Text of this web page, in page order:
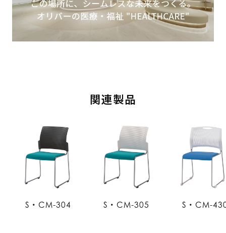
関連製品
S・CM-304 S・CM-305 S・CM-